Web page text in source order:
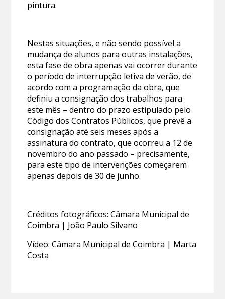
pintura.
Nestas situações, e não sendo possível a
mudança de alunos para outras instalações,
esta fase de obra apenas vai ocorrer durante
o período de interrupção letiva de verão, de
acordo com a programação da obra, que
definiu a consignação dos trabalhos para
este mês – dentro do prazo estipulado pelo
Código dos Contratos Públicos, que prevê a
consignação até seis meses após a
assinatura do contrato, que ocorreu a 12 de
novembro do ano passado – precisamente,
para este tipo de intervenções começarem
apenas depois de 30 de junho.
Créditos fotográficos: Câmara Municipal de
Coimbra | João Paulo Silvano
Vídeo: Câmara Municipal de Coimbra | Marta
Costa